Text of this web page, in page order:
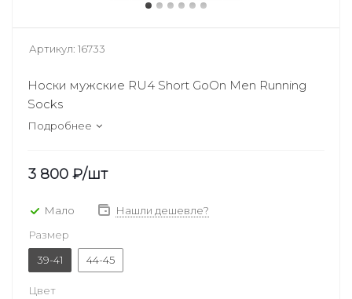
Артикул: 16733
Носки мужские RU4 Short GoOn Men Running
Socks
Подробнее
3 800 ₽/шт
Мало
Нашли дешевле?
Размер
39-41
44-45
Цвет